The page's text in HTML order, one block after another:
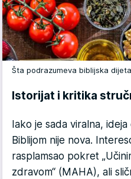
Šta podrazumeva biblijska dijeta
Istorijat i kritika
Iako je sada viralna,
Biblijom nije nova.
rasplamsao pokret
zdravom“ (MAHA), ali